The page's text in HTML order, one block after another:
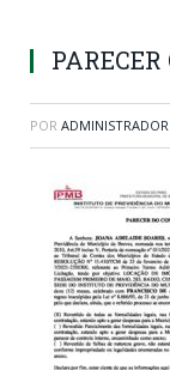
POR ADMINISTRADOR